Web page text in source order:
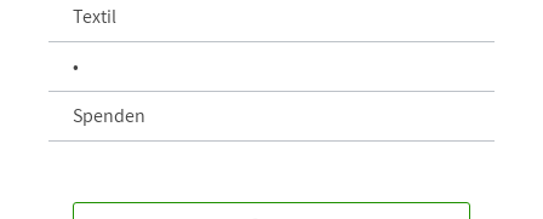
Textil
•
Spenden